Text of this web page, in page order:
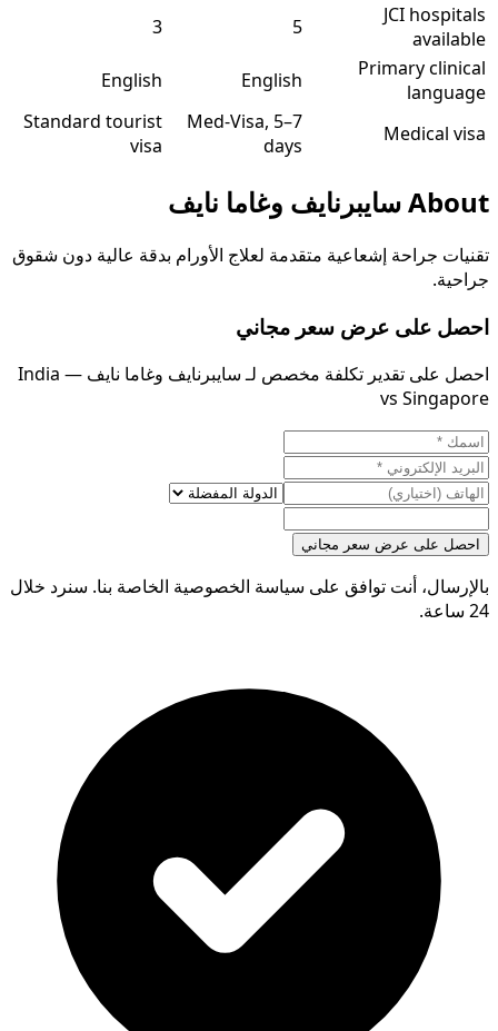
JCI hospitals
available
5
3
Primary clinical
language
English
English
Medical visa
Med-Visa, 5–7
days
Standard tourist
visa
Aboutسايبرنايف وغاما نايف
تقنيات جراحة إشعاعية متقدمة لعلاج الأورام بدقة عالية دون شقوق
جراحية.
احصل على عرض سعر مجاني
احصل على تقدير تكلفة مخصص لـ سايبرنايف وغاما نايف — India
vs Singapore
احصل على عرض سعر مجاني
بالإرسال، أنت توافق على سياسة الخصوصية الخاصة بنا. سنرد خلال
24 ساعة.